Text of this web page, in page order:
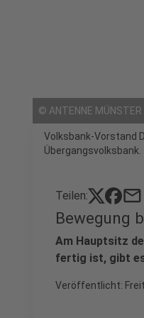
© ANTENNE
Volksbank-Vorstand
Übergangsvolksbank.
Teilen: mail
Bewegung
Am Hauptsitz
fertig ist, gibt
Veröffentlicht: